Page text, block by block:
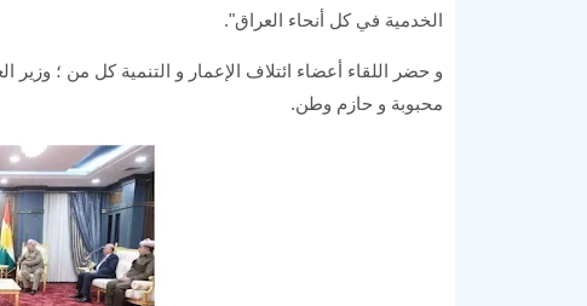
الخدمية في كل أنحاء العراق".
و حضر اللقاء أعضاء ائتلاف الإعمار و التنمية كل من ؛
محبوبة و حازم وطن.